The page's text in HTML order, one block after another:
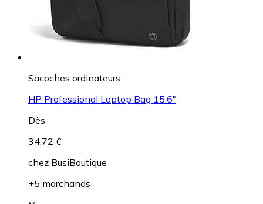
Sacoches ordinateurs
HP Professional Laptop Bag 15.6"
Dès
34,72 €
chez BusiBoutique
+5 marchands